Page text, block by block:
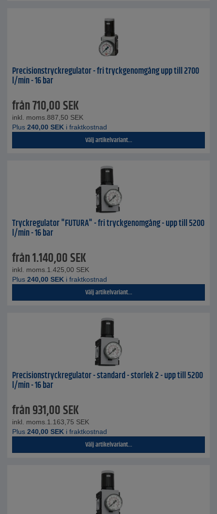
Precisionstryckregulator - fri tryckgenomgång upp till 2700
l/min - 16 bar
från710,00SEK
inkl. moms. 887,50 SEK
Plus 240,00 SEK i fraktkostnad
Välj artikelvariant...
Tryckregulator "FUTURA" - fri tryckgenomgång - upp till 5200
l/min - 16 bar
från1.140,00SEK
inkl. moms. 1.425,00 SEK
Plus 240,00 SEK i fraktkostnad
Välj artikelvariant...
Precisionstryckregulator - standard - storlek 2 - upp till 5200
l/min - 16 bar
från931,00SEK
inkl. moms. 1.163,75 SEK
Plus 240,00 SEK i fraktkostnad
Välj artikelvariant...